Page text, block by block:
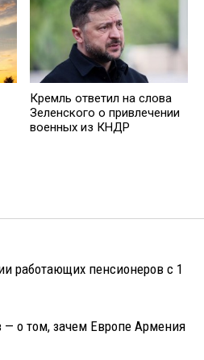
Кремль ответил на слова
Зеленского о привлечении
военных из КНДР
работающих пенсионеров с 1
о том, зачем Европе Армения